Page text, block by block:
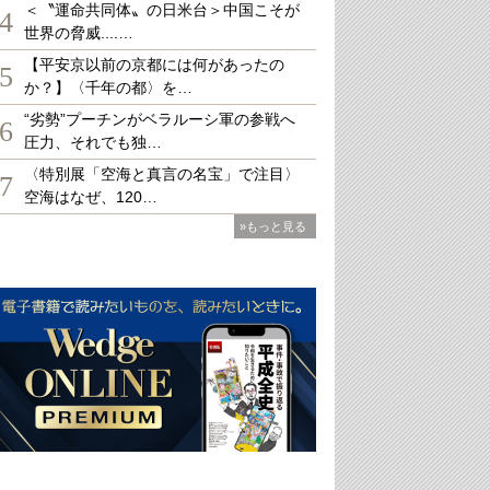
4
＜〝運命共同体〟の日米台＞中国こそが
世界の脅威....…
5
【平安京以前の京都には何があったの
か？】〈千年の都〉を…
6
“劣勢”プーチンがベラルーシ軍の参戦へ
圧力、それでも独…
7
〈特別展「空海と真言の名宝」で注目〉
空海はなぜ、120…
»もっと見る